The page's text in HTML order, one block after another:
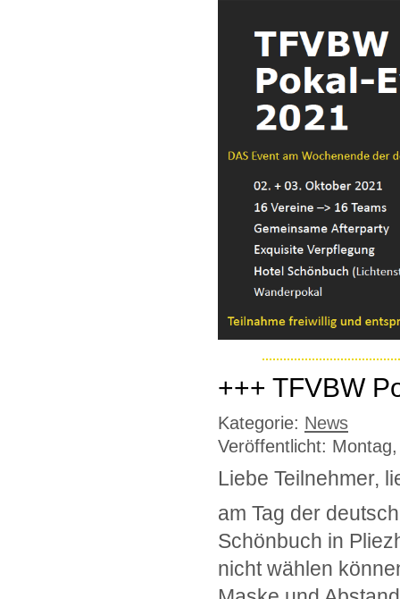
+++ TFVBW
Kategorie: News
Veröffentlicht:
Liebe Teilnehmer,
am Tag der
Schönbuch in
nicht wählen